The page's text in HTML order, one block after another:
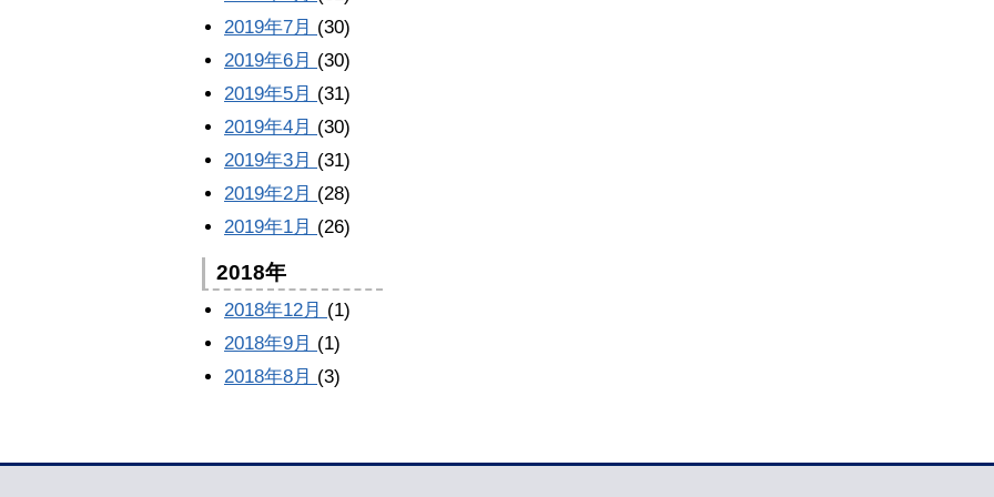
2019年7月 (30)
2019年6月 (30)
2019年5月 (31)
2019年4月 (30)
2019年3月 (31)
2019年2月 (28)
2019年1月 (26)
2018年
2018年12月 (1)
2018年9月 (1)
2018年8月 (3)